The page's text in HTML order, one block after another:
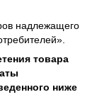
надлежащего
товара
ниже